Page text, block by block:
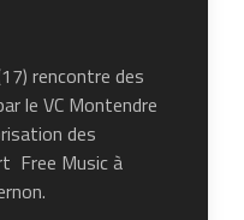
rencontre des
le VC Montendre
des
Free Music à